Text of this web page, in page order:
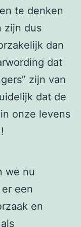
te denken
zijn dus
dan
dat
zijn van
dat de
onze levens
we nu
een
en